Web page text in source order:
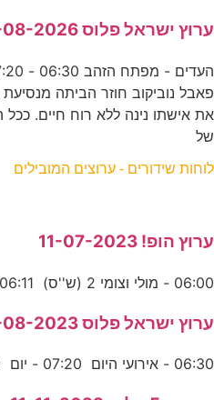
ערוץ ישראל פלוס 05-08-2026
פאבל נוביקוב חוזר הביתה
את אישתו נינה ללא רוח חיים. ככל
של
לוחות שידורים - ערוצים המובילים
ערוץ הופ! 11-07-2023
06:00 - מולי וצומי 2 (ש''ס) 06:11 - סימון עונה 2 06:17 -
ערוץ ישראל פלוס 16-08-2023
06:30 - אירועי היום 07:20 - יום 08:10 - גיבור היום 09:00 -